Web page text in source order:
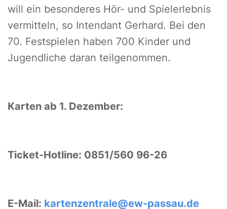
will ein besonderes Hör- und Spielerlebnis
vermitteln, so Intendant Gerhard. Bei den
70. Festspielen haben 700 Kinder und
Jugendliche daran teilgenommen.
Karten ab 1. Dezember:
Ticket-Hotline: 0851/560 96-26
E-Mail: kartenzentrale@ew-passau.de